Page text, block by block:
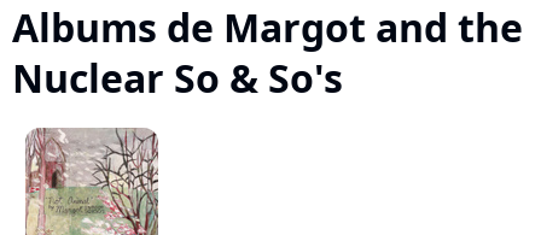
Albums de Margot and the
Nuclear So & So's